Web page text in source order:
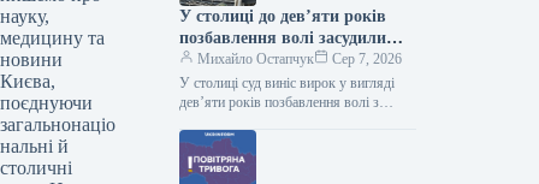
науку,
медицину та
новини
Києва,
поєднуючи
загальнонаціо
нальні й
столичні
У столиці до дев’яти років
позбавлення волі засудили
громадянку РФ, яка
здійснила підрив автомобіля
українського військового.
Михайло Остапчук
Сер 7, 2026
У столиці суд виніс вирок у вигляді
дев’яти років позбавлення волі з
громадянці, яка на виконання
завдання…